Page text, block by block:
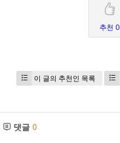
추천 0
이 글의 추천인 목록
댓글 0